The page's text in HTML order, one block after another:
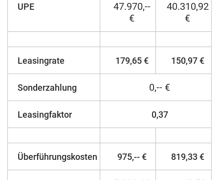
UPE
47.970,--
€
40.310,92
€
Leasingrate 179,65 € 150,97 €
Sonderzahlung 0,-- €
Leasingfaktor 0,37
Überführungskosten 975,-- € 819,33 €